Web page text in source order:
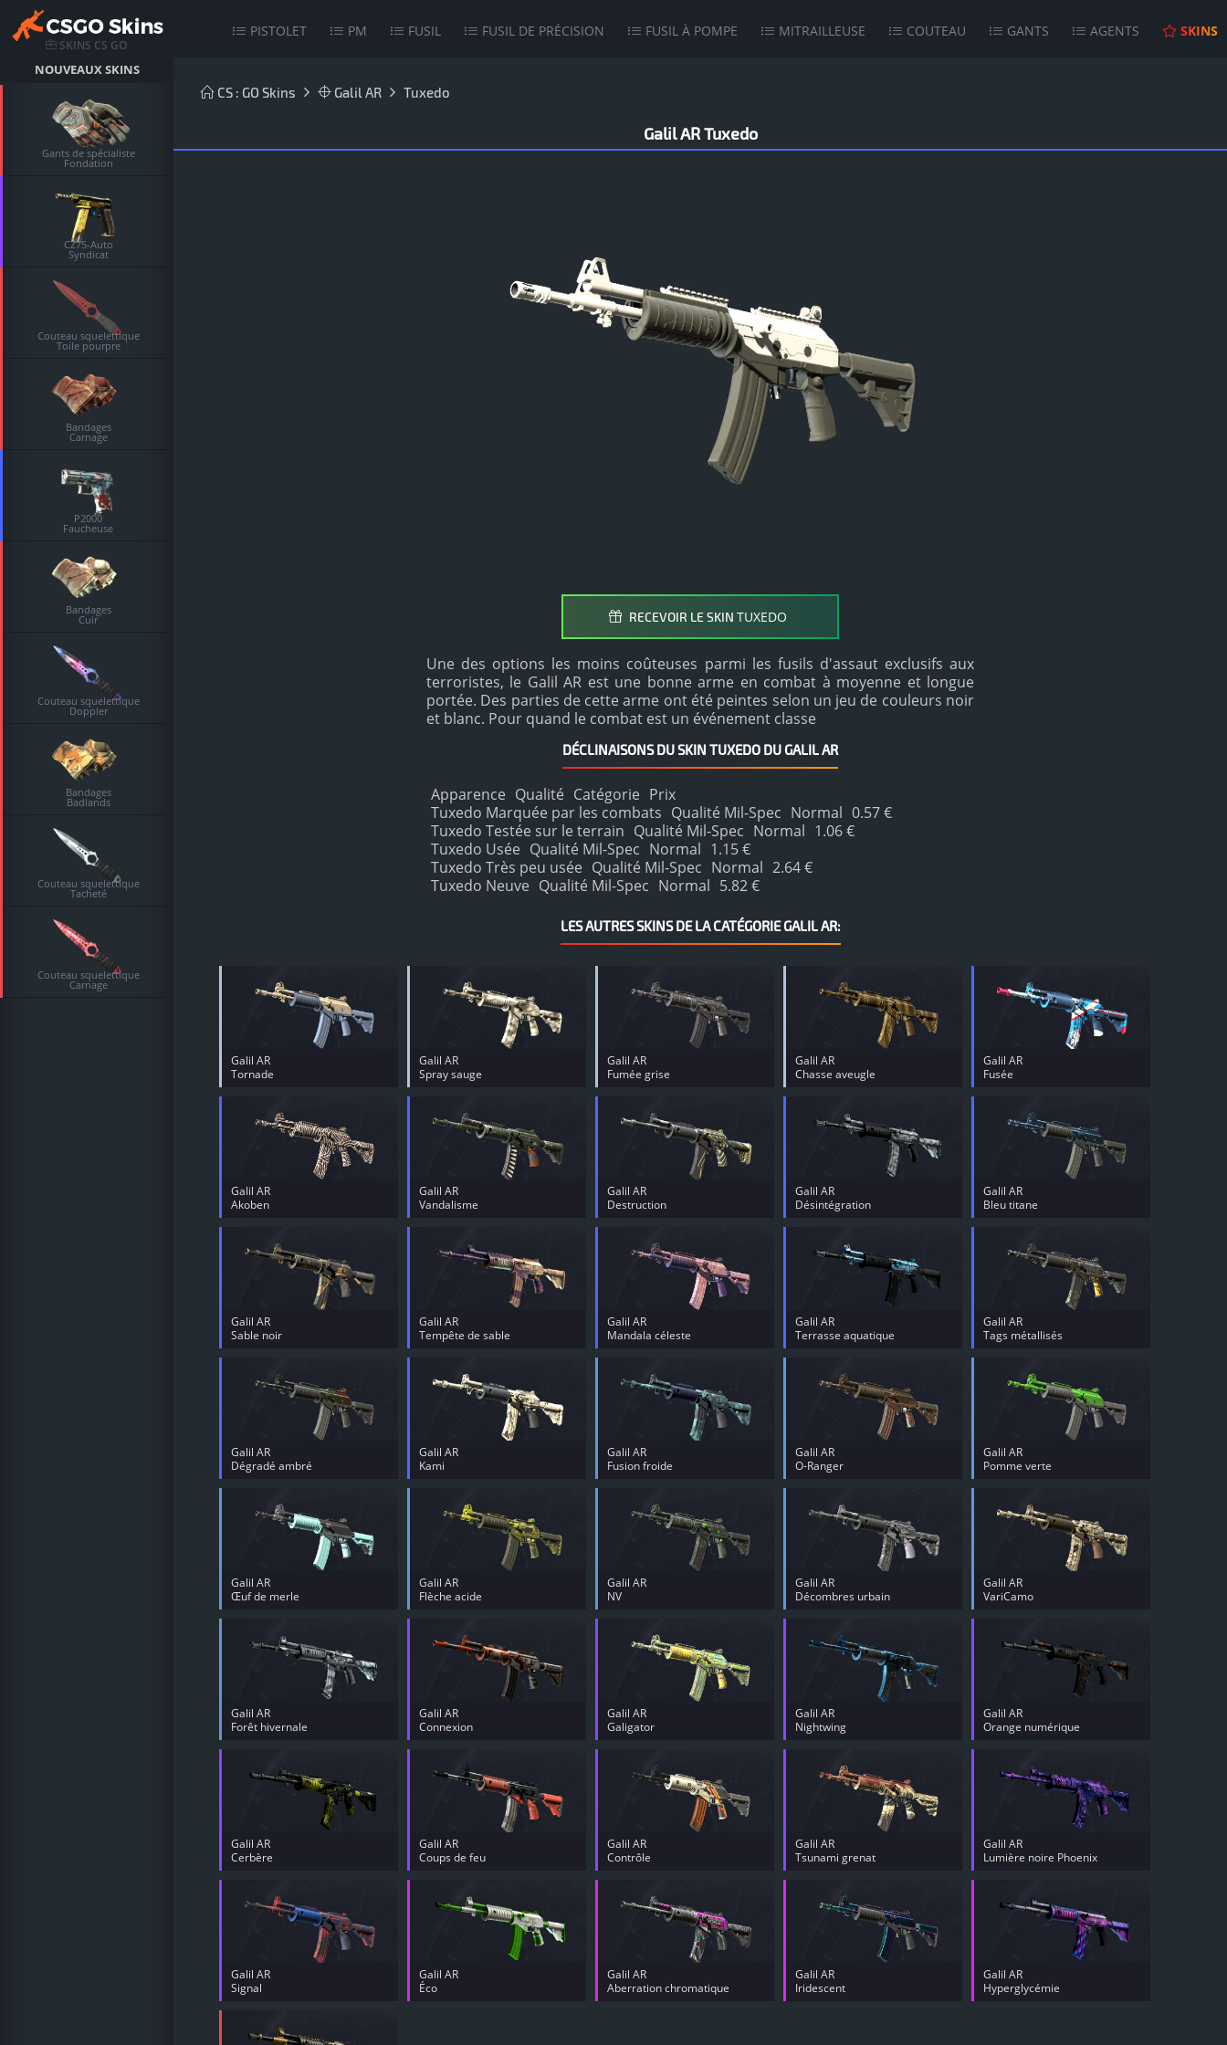
SKINS CS GO
NOUVEAUX SKINS
Gants de spécialiste
Fondation
CZ75-Auto
Syndicat
Couteau squelettique
Toile pourpre
Bandages
Carnage
P2000
Faucheuse
Bandages
Cuir
Couteau squelettique
Doppler
Bandages
Badlands
Couteau squelettique
Tacheté
Couteau squelettique
Carnage
PISTOLET PM FUSIL FUSIL DE PRÉCISION FUSIL À POMPE MITRAILLEUSE COUTEAU GANTS AGENTS SKINS
CS : GO Skins Galil AR Tuxedo
Galil AR Tuxedo
RECEVOIR LE SKIN TUXEDO
Une des options les moins coûteuses parmi les fusils d'assaut exclusifs aux
terroristes, le Galil AR est une bonne arme en combat à moyenne et longue
portée. Des parties de cette arme ont été peintes selon un jeu de couleurs noir
et blanc. Pour quand le combat est un événement classe
DÉCLINAISONS DU SKIN TUXEDO DU GALIL AR
Apparence Qualité Catégorie Prix
Tuxedo Marquée par les combats Qualité Mil-Spec Normal 0.57 €
Tuxedo Testée sur le terrain Qualité Mil-Spec Normal 1.06 €
Tuxedo Usée Qualité Mil-Spec Normal 1.15 €
Tuxedo Très peu usée Qualité Mil-Spec Normal 2.64 €
Tuxedo Neuve Qualité Mil-Spec Normal 5.82 €
LES AUTRES SKINS DE LA CATÉGORIE GALIL AR:
Galil AR
Tornade
Galil AR
Spray sauge
Galil AR
Fumée grise
Galil AR
Chasse aveugle
Galil AR
Fusée
Galil AR
Akoben
Galil AR
Vandalisme
Galil AR
Destruction
Galil AR
Désintégration
Galil AR
Bleu titane
Galil AR
Sable noir
Galil AR
Tempête de sable
Galil AR
Mandala céleste
Galil AR
Terrasse aquatique
Galil AR
Tags métallisés
Galil AR
Dégradé ambré
Galil AR
Kami
Galil AR
Fusion froide
Galil AR
O-Ranger
Galil AR
Pomme verte
Galil AR
Œuf de merle
Galil AR
Flèche acide
Galil AR
NV
Galil AR
Décombres urbain
Galil AR
VariCamo
Galil AR
Forêt hivernale
Galil AR
Connexion
Galil AR
Galigator
Galil AR
Nightwing
Galil AR
Orange numérique
Galil AR
Cerbère
Galil AR
Coups de feu
Galil AR
Contrôle
Galil AR
Tsunami grenat
Galil AR
Lumière noire Phoenix
Galil AR
Signal
Galil AR
Éco
Galil AR
Aberration chromatique
Galil AR
Iridescent
Galil AR
Hyperglycémie